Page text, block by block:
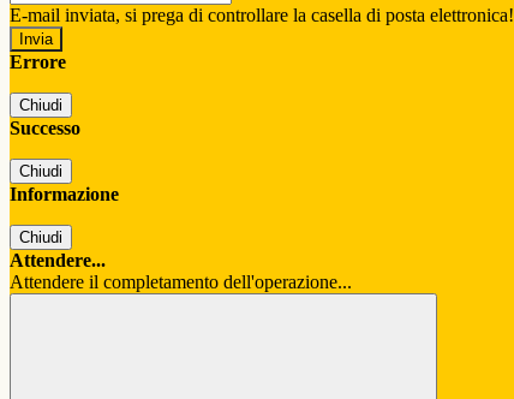
E-mail inviata, si prega di controllare la casella di posta elettronica!
Errore
Chiudi
Successo
Chiudi
Informazione
Chiudi
Attendere...
Attendere il completamento dell'operazione...